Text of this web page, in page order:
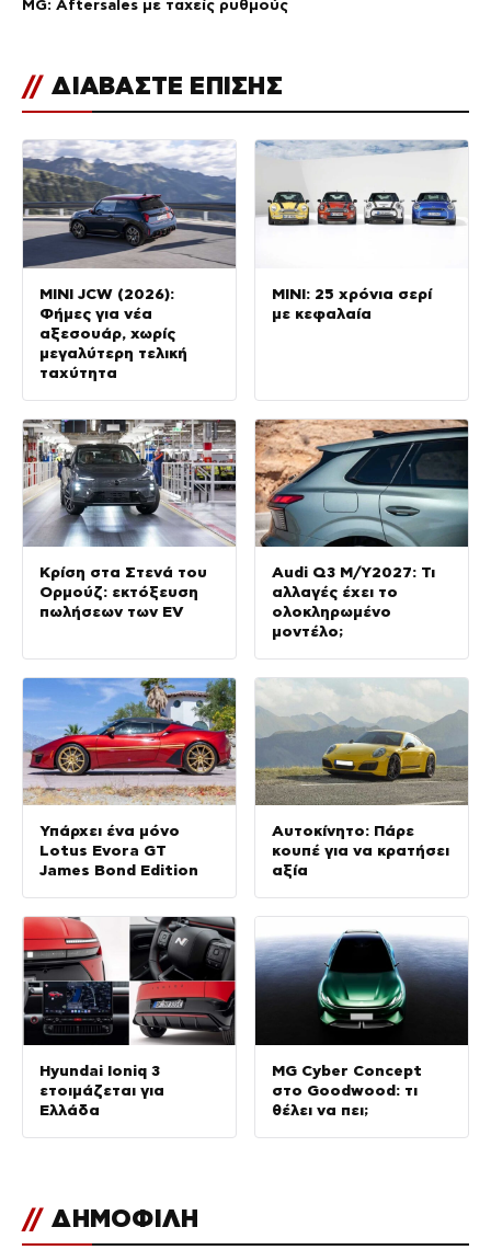
MG: Aftersales με ταχείς ρυθμούς
// ΔΙΑΒΑΣΤΕ ΕΠΙΣΗΣ
MINI JCW (2026):
Φήμες για νέα
αξεσουάρ, χωρίς
μεγαλύτερη τελική
ταχύτητα
MINI: 25 χρόνια σερί
με κεφαλαία
Κρίση στα Στενά του
Ορμούζ: εκτόξευση
πωλήσεων των EV
Audi Q3 M/Y2027: Τι
αλλαγές έχει το
ολοκληρωμένο
μοντέλο;
Υπάρχει ένα μόνο
Lotus Evora GT
James Bond Edition
Αυτοκίνητο: Πάρε
κουπέ για να κρατήσει
αξία
Hyundai Ioniq 3
ετοιμάζεται για
Ελλάδα
MG Cyber Concept
στο Goodwood: τι
θέλει να πει;
// ΔΗΜΟΦΙΛΗ